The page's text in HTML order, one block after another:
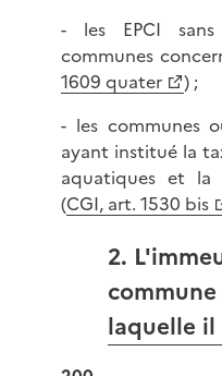
- les EPCI
communes
1609 quater
) ;
- les communes
ayant institué la
aquatiques et la
(CGI, art. 1530 bis
2.
laquelle